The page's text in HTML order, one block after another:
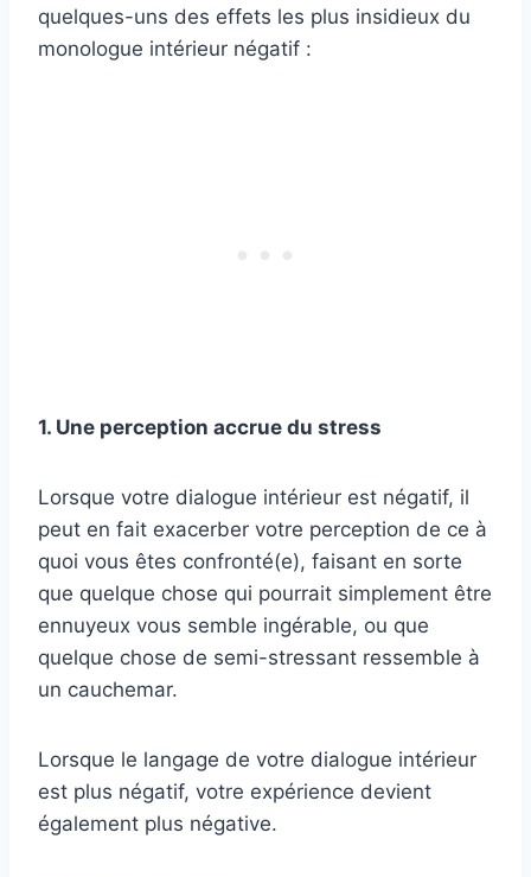
quelques-uns des effets les plus insidieux du
monologue intérieur négatif :
1. Une perception accrue du stress
Lorsque votre dialogue intérieur est négatif, il
peut en fait exacerber votre perception de ce à
quoi vous êtes confronté(e), faisant en sorte
que quelque chose qui pourrait simplement être
ennuyeux vous semble ingérable, ou que
quelque chose de semi-stressant ressemble à
un cauchemar.
Lorsque le langage de votre dialogue intérieur
est plus négatif, votre expérience devient
également plus négative.